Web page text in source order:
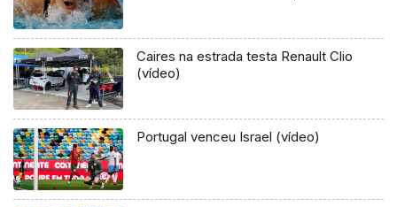
Caires na estrada testa Renault Clio
(vídeo)
Portugal venceu Israel (vídeo)